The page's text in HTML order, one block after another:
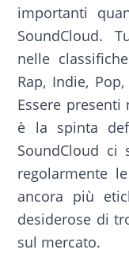
importanti
SoundCloud.
nelle
Rap, Indie,
Essere presenti
è la spinta
SoundCloud
regolarmente
ancora più
desiderose di
sul mercato.